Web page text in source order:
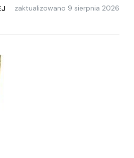
zaktualizowano 9 sierpnia 2026